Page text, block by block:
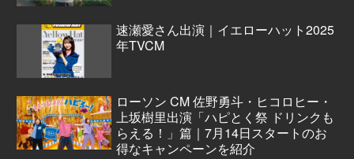
速瀬愛さん出演｜イエローハット2025
年TVCM
ローソン CM 佐野勇斗・ヒコロヒー・
上坂樹里出演「ハピとく祭 ドリンクも
らえる！」篇｜7月14日スタートのお
得なキャンペーンを紹介